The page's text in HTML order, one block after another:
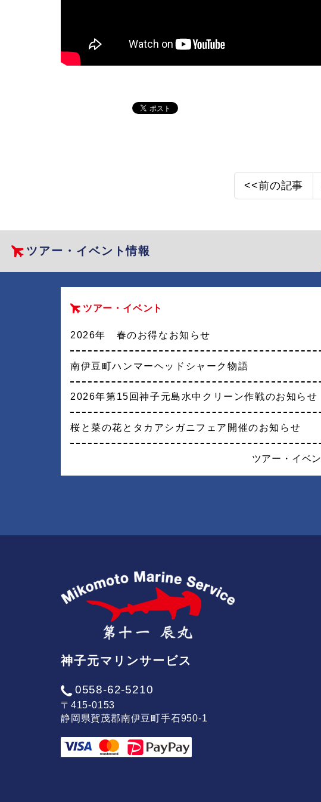
<<前の記事
ツアー・イベント情報
ツアー・イベント
2026年 春のお得なお知らせ
南伊豆町ハンマーヘッドシャーク物語
2026年第15回神子元島水中クリーン作戦のお知らせ
桜と菜の花とタカアシガニフェア開催のお知らせ
ツアー・イベ
神子元マリンサービス
0558-62-5210
〒415-0153
静岡県賀茂郡南伊豆町手石950-1